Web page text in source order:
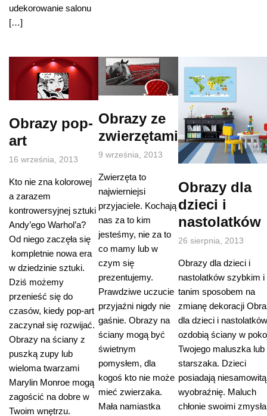
udekorowanie salonu
[…]
Obrazy pop-
art
16 września, 2013
Kto nie zna kolorowej
a zarazem
kontrowersyjnej sztuki
Andy’ego Warhol’a?
Od niego zaczęła się
kompletnie nowa era
w dziedzinie sztuki.
Dziś możemy
przenieść się do
czasów, kiedy pop-art
zaczynał się rozwijać.
Obrazy na ściany z
puszką zupy lub
wieloma twarzami
Marylin Monroe mogą
zagościć na dobre w
Twoim wnętrzu.
Obrazy ze
zwierzętami
9 września, 2013
Zwierzęta to
najwierniejsi
przyjaciele. Kochają
nas za to kim
jesteśmy, nie za to
co mamy lub w
czym się
prezentujemy.
Prawdziwe uczucie
przyjaźni nigdy nie
gaśnie. Obrazy na
ściany mogą być
świetnym
pomysłem, dla
kogoś kto nie może
mieć zwierzaka.
Mała namiastka
Obrazy dla
dzieci i
nastolatków
26 sierpnia, 2013
Obrazy dla dzieci i
nastolatków szybkim i
tanim sposobem na
zmianę dekoracji
dla dzieci i nastolatków
ozdobią ściany w
Twojego maluszka lub
starszaka. Dzieci
posiadają niesamowitą
wyobraźnię. Maluch
chłonie swoimi